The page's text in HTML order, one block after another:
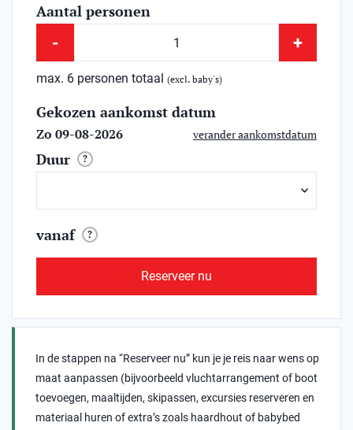
Aantal personen
- +
max. 6 personen totaal (excl. baby's)
Gekozen aankomst datum
Zo 09-08-2026 verander aankomstdatum
Duur ?
vanaf ?
Reserveer nu
In de stappen na “Reserveer nu” kun je je reis naar wens op
maat aanpassen (bijvoorbeeld vluchtarrangement of boot
toevoegen, maaltijden, skipassen, excursies reserveren en
materiaal huren of extra’s zoals haardhout of babybed